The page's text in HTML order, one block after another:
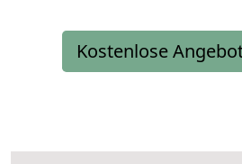
Kostenlose